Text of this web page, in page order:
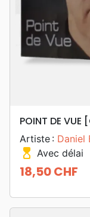
POINT DE VUE
Artiste : Daniel
hourglass_top Avec délai
Prix
18,50 CHF